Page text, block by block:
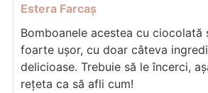
Estera Farcaș
Bomboanele acestea cu ciocolată
foarte ușor, cu doar câteva
delicioase. Trebuie să le încerci,
rețeta ca să afli cum!